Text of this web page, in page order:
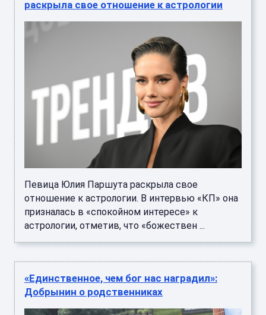
раскрыла свое отношение к астрологии
Певица Юлия Паршута раскрыла свое
отношение к астрологии. В интервью «КП» она
призналась в «спокойном интересе» к
астрологии, отметив, что «божествен ...
«Единственное, чем бог нас наградил»:
Добрынин о родственниках